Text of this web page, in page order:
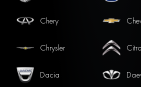
Chery
Chrysler
Dacia